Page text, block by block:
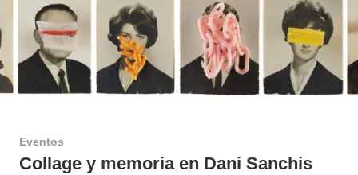
Eventos
Collage y memoria en Dani Sanchis